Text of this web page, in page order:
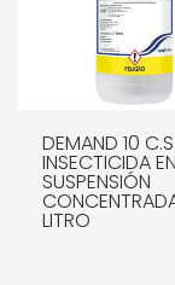
DEMAND 10
INSECTICIDA EN
SUSPENSIÓN
LITRO